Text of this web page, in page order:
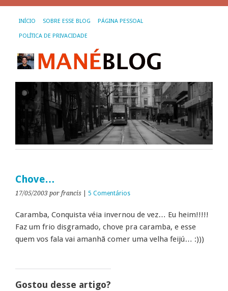
INÍCIO SOBRE ESSE BLOG PÁGINA PESSOAL
POLÍTICA DE PRIVACIDADE
Chove…
17/05/2003 por francis 5 Comentários
Caramba, Conquista véia invernou de vez… Eu heim!!!!!
Faz um frio disgramado, chove pra caramba, e esse
quem vos fala vai amanhã comer uma velha feijú… :)))
Gostou desse artigo?